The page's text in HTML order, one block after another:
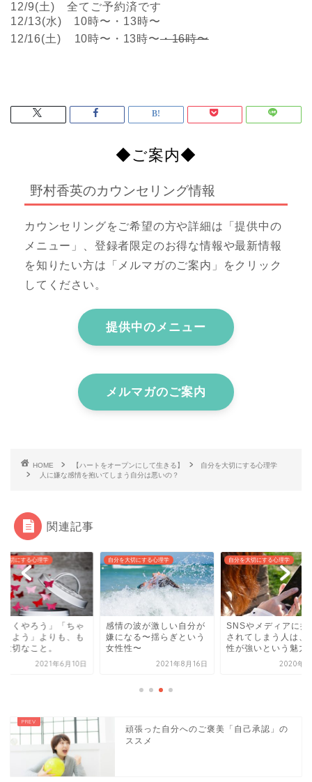
12/9(土) 全てご予約済です
12/13(水) 10時〜・13時〜
12/16(土) 10時〜・13時〜・16時〜
◆ご案内◆
野村香英のカウンセリング情報
カウンセリングをご希望の方や詳細は「提供中の
メニュー」、登録者限定のお得な情報や最新情報
を知りたい方は「メルマガのご案内」をクリック
してください。
提供中のメニュー
メルマガのご案内
HOME 【ハートをオープンにして生きる】
自分を大切にする心理学
人に嫌な感情を抱いてしまう自分は悪いの？
関連記事
大切にする心理学
まくやろう」「ちゃ
しよう」よりも、も
大切なこと。
2021年6月10日
自分を大切にする心理学
感情の波が激しい自分が
嫌になる〜揺らぎという
女性性〜
2021年8月16日
自分を大切にする心理学
SNSやメディアに振
されてしまう人は、
性が強いという魅力
2020年3
頑張った自分へのご褒美「自己承認」の
ススメ